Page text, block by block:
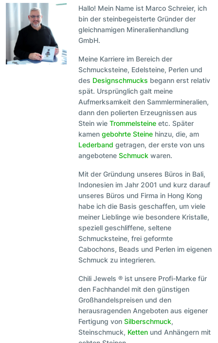
Hallo! Mein Name ist Marco Schreier, ich
bin der steinbegeisterte Gründer der
gleichnamigen Mineralienhandlung
GmbH.
Meine Karriere im Bereich der
Schmucksteine, Edelsteine, Perlen und
des Designschmucks begann erst relativ
spät. Ursprünglich galt meine
Aufmerksamkeit den Sammlermineralien,
dann den polierten Erzeugnissen aus
Stein wieTrommelsteine etc. Später
kamengebohrte Steine hinzu, die, am
Lederband getragen, der erste von uns
angeboteneSchmuck waren.
Mit der Gründung unseres Büros in Bali,
Indonesien im Jahr 2001 und kurz darauf
unseres Büros und Firma in Hong Kong
habe ich die Basis geschaffen, um viele
meiner Lieblinge wie besondere Kristalle,
speziell geschliffene, seltene
Schmucksteine, frei geformte
Cabochons, Beads und Perlen im eigenen
Schmuck zu integrieren.
Chili Jewels ® ist unsere Profi-Marke für
den Fachhandel mit den günstigen
Großhandelspreisen und den
herausragenden Angeboten aus eigener
Fertigung vonSilberschmuck,
Steinschmuck, Ketten und Anhängern mit